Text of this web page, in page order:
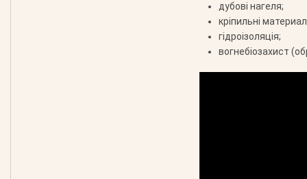
дубові нагеля;
кріпильні
гідроізоляція;
вогнебіозахист